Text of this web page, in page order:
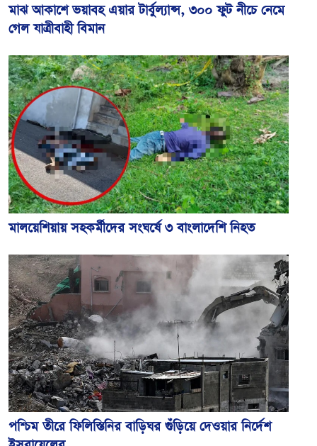
মাঝ আকাশে ভয়াবহ এয়ার টার্বুল্যান্স, ৩০০ ফুট নীচে নেমে
গেল যাত্রীবাহী বিমান
মালয়েশিয়ায় সহকর্মীদের সংঘর্ষে ৩ বাংলাদেশি নিহত
পশ্চিম তীরে ফিলিস্তিনির বাড়িঘর গুঁড়িয়ে দেওয়ার নির্দেশ